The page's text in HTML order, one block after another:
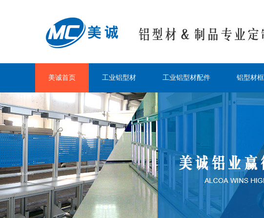
美诚首页 工业铝型材 工业铝型材配件 铝型材